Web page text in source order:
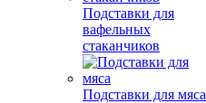
Подставки для
вафельных
стаканчиков
Подставки для мяса